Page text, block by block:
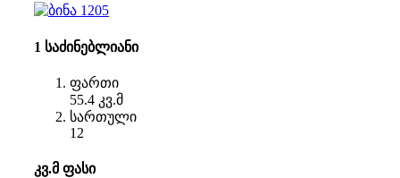
1 საძინებლიანი
ფართი
55.4 კვ.მ
სართული
12
კვ.მ ფასი